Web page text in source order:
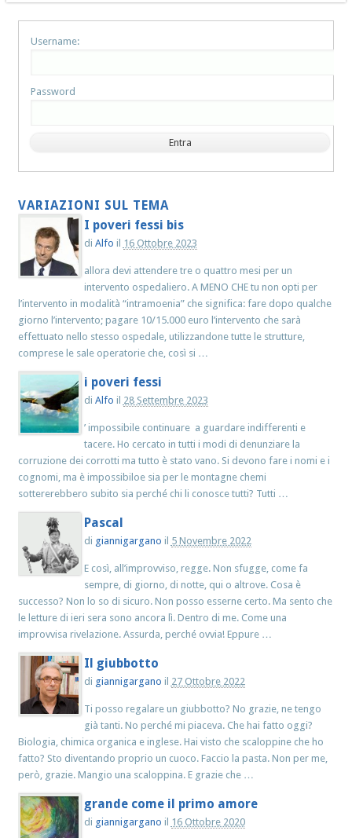
Username:
Password
VARIAZIONI SUL TEMA
I poveri fessi bis
di Alfo il 16 Ottobre 2023
allora devi attendere tre o quattro mesi per un
intervento ospedaliero. A MENO CHE tu non opti per
l’intervento in modalità “intramoenia” che significa: fare dopo qualche
giorno l’intervento; pagare 10/15.000 euro l’intervento che sarà
effettuato nello stesso ospedale, utilizzandone tutte le strutture,
comprese le sale operatorie che, così si …
i poveri fessi
di Alfo il 28 Settembre 2023
’ impossibile continuare a guardare indifferenti e
tacere. Ho cercato in tutti i modi di denunziare la
corruzione dei corrotti ma tutto è stato vano. Si devono fare i nomi e i
cognomi, ma è impossibiloe sia per le montagne chemi
sottererebbero subito sia perché chi li conosce tutti? Tutti …
Pascal
di giannigargano il 5 Novembre 2022
E così, all’improvviso, regge. Non sfugge, come fa
sempre, di giorno, di notte, qui o altrove. Cosa è
successo? Non lo so di sicuro. Non posso esserne certo. Ma sento che
le letture di ieri sera sono ancora lì. Dentro di me. Come una
improvvisa rivelazione. Assurda, perché ovvia! Eppure …
Il giubbotto
di giannigargano il 27 Ottobre 2022
Ti posso regalare un giubbotto? No grazie, ne tengo
già tanti. No perché mi piaceva. Che hai fatto oggi?
Biologia, chimica organica e inglese. Hai visto che scaloppine che ho
fatto? Sto diventando proprio un cuoco. Faccio la pasta. Non per me,
però, grazie. Mangio una scaloppina. E grazie che …
grande come il primo amore
di giannigargano il 16 Ottobre 2020